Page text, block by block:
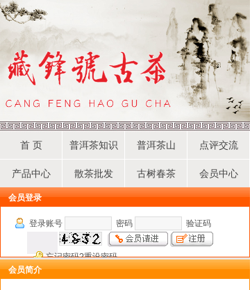
首 页 普洱茶知识 普洱茶山 点评交流
产品中心 散茶批发 古树春茶 会员中心
会员简介
会员登录
登录账号 密码 验证码
忘记密码?重设密码